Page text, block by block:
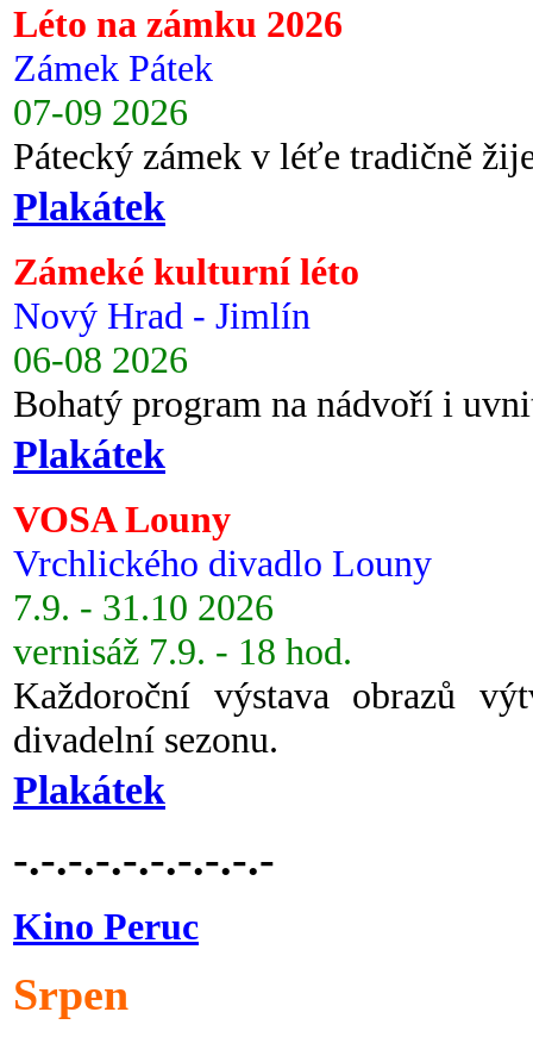
Léto na zámku 2026
Zámek Pátek
07-09 2026
Pátecký zámek v léťe tradičně
Plakátek
Zámeké kulturní léto
Nový Hrad - Jimlín
06-08 2026
Bohatý program na nádvoří i
Plakátek
VOSA Louny
Vrchlického divadlo Louny
7.9. - 31.10 2026
vernisáž 7.9. - 18 hod.
Každoroční výstava obrazů
divadelní sezonu.
Plakátek
-.-.-.-.-.-.-.-.-.-
Kino Peruc
Srpen